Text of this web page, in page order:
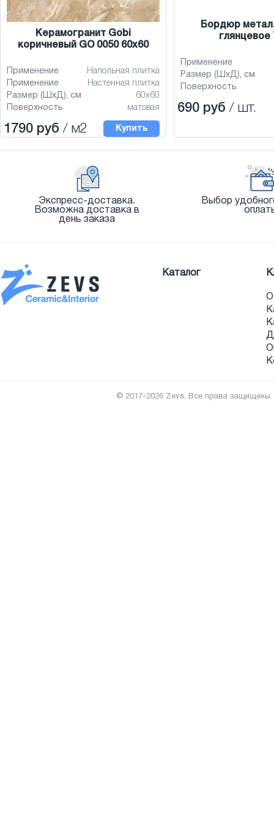
Керамогранит Gobi
коричневый GO 0050 60x60
Применение
Напольная плитка
Применение
Настенная плитка
Размер (ШхД), см
60x60
Поверхность
матовая
1790 руб / м2 Купить
Бордюр
глянцевое
Применение
Размер (ШхД), см
Поверхность
690 руб / шт.
Экспресс-доставка.
Возможна доставка в
день заказа
Выбор
Каталог
О
© 2017-2026 Zevs. Все права